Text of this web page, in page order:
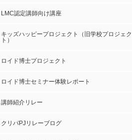
LMC認定講師向け講座
キッズハッピープロジェクト（旧学校プロジェク
ト）
ロイド博士プロジェクト
ロイド博士セミナー体験レポート
講師紹介リレー
クリパPJリレーブログ